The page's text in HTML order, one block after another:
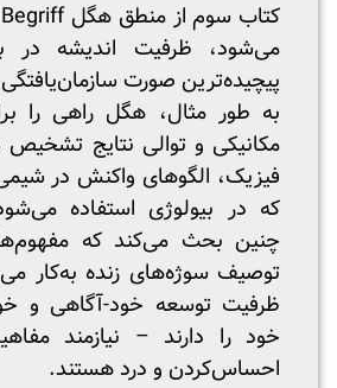
می‌شود، ظرفیت اندیشه در
پیچیده‌ترین صورت
به طور مثال، هگل راهی را
مکانیکی و توالی نتایج
فیزیک، الگوهای واکنش در
که در بیولوژی استفاده
چنین بحث می‌کند که
توصیف سوژه‌های زنده به‌کار
ظرفیت توسعه خود-آگاهی و
خود را دارند – نیازمند
احساس‌کردن و درد هستند.